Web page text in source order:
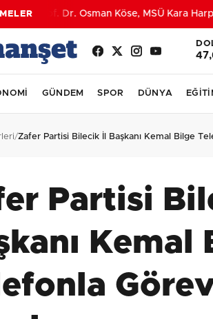
Prof. Dr. Osman Köse, MSÜ Kara Harp
GÜNDEM SPOR DÜNYA
/Zafer Partisi Bilecik İl Başkanı Kemal Bilge
Partisi
Kemal